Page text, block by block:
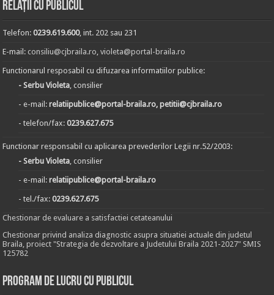
Relații cu publicul
Telefon:0239.619.600, int. 202 sau 231
E-mail:consiliu@cjbraila.ro,violeta@portal-braila.ro
Functionarul resposabil cu difuzarea informatiilor publice:
- Serbu Violeta, consilier
- e-mail:relatiipublice@portal-braila.ro, petitii@cjbraila.ro
- telefon/fax:0239.627.675
Functionar responsabil cu aplicarea prevederilor Legii nr.52/2003:
- Serbu Violeta, consilier
- e-mail:relatiipublice@portal-braila.ro
- tel./fax:0239.627.675
Chestionar de evaluare a satisfactiei cetateanului
Chestionar privind analiza diagnostic asupra situatiei actuale din judetul
Braila, proiect "Strategia de dezvoltare a Judetului Braila 2021-2027" SMIS
125782
Program de lucru cu publicul